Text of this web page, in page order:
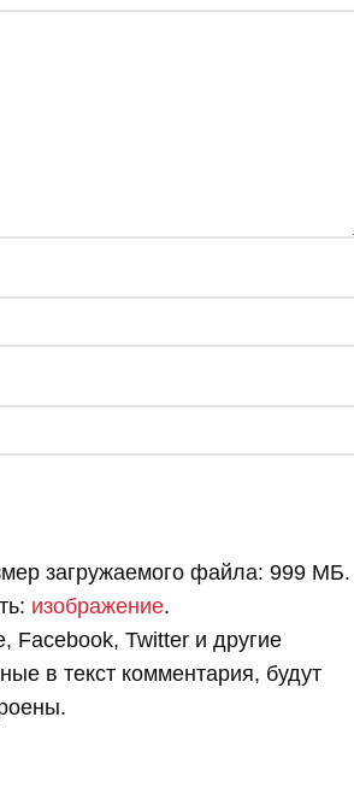
загружаемого файла: 999 МБ.
изображение.
Facebook, Twitter и другие
в текст комментария, будут